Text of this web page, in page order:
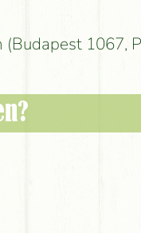
1067,